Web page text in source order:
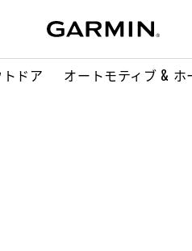
ドア オートモティブ & ホ